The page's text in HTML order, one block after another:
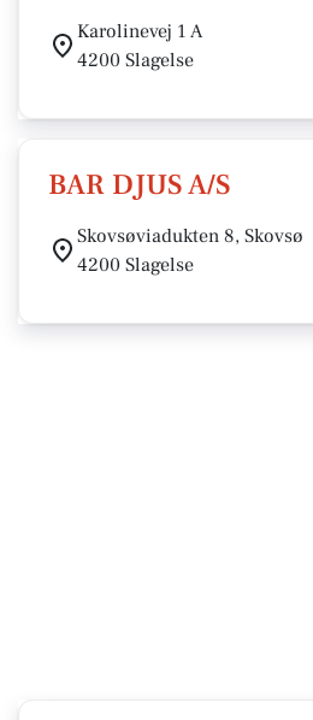
Karolinevej 1 A
4200 Slagelse
BAR DJUS A/S
Skovsøviadukten 8, Skovsø
4200 Slagelse